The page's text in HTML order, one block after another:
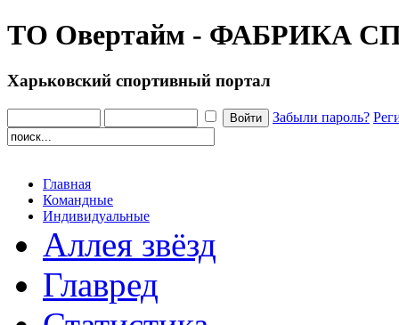
ТО Овертайм - ФАБРИКА
Харьковский спортивный портал
Забыли пароль?
Главная
Командные
Индивидуальные
Аллея звёзд
Главред